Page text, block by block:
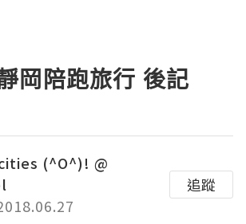
岡陪跑旅行 後記
(^O^)! @
追蹤